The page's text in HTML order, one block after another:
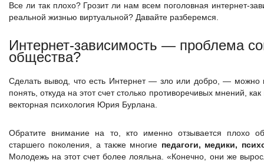
Все ли так плохо? Грозит ли нам всем поголовная интернет-
реальной жизнью виртуальной? Давайте разберемся.
Интернет-зависимость — проблема
общества?
Сделать вывод, что есть Интернет — зло или добро, — можно
понять, откуда на этот счет столько противоречивых мнений,
векторная психология Юрия Бурлана.
Обратите внимание на то, кто именно отзывается плохо
старшего поколения, а также многие педагоги, медики,
Молодежь на этот счет более лояльна. «Конечно, они же